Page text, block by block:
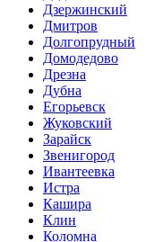
Дзержинский
Дмитров
Долгопрудный
Домодедово
Дрезна
Дубна
Егорьевск
Жуковский
Зарайск
Звенигород
Ивантеевка
Истра
Кашира
Клин
Коломна